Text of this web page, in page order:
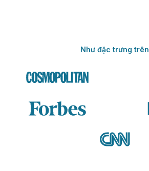
Như đặc trưng trên